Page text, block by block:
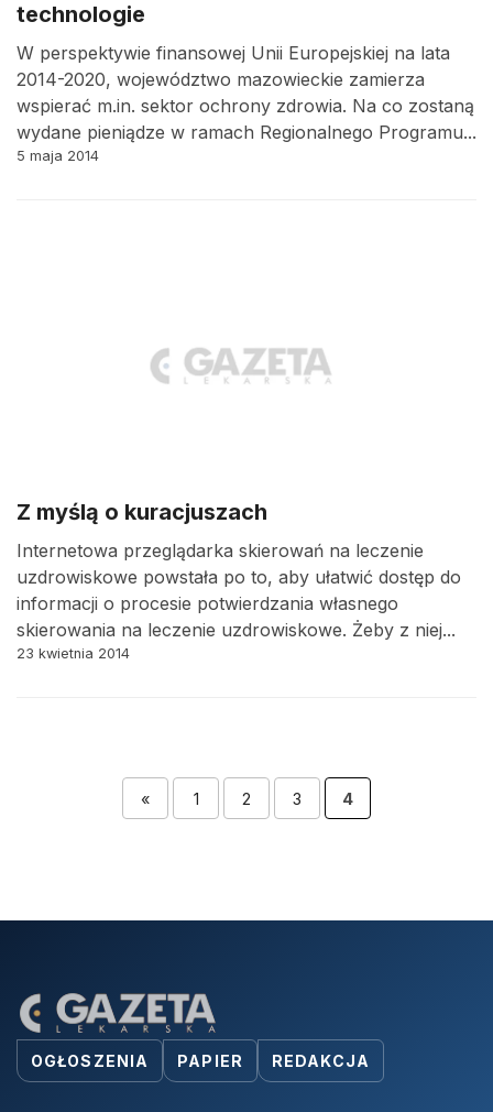
technologie
W perspektywie finansowej Unii Europejskiej na lata
2014-2020, województwo mazowieckie zamierza
wspierać m.in. sektor ochrony zdrowia. Na co zostaną
wydane pieniądze w ramach Regionalnego Programu...
5 maja 2014
Z myślą o kuracjuszach
Internetowa przeglądarka skierowań na leczenie
uzdrowiskowe powstała po to, aby ułatwić dostęp do
informacji o procesie potwierdzania własnego
skierowania na leczenie uzdrowiskowe. Żeby z niej...
23 kwietnia 2014
« 1 2 3 4
OGŁOSZENIA PAPIER REDAKCJA